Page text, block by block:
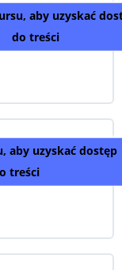
aby uzyskać
do treści
aby uzyskać dostęp
treści